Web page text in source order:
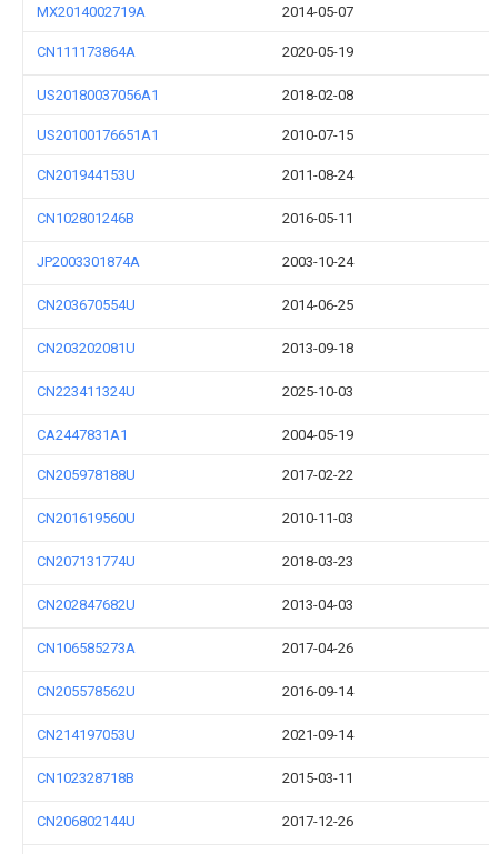
MX2014002719A 2014-05-07
CN111173864A 2020-05-19
US20180037056A1 2018-02-08
US20100176651A1 2010-07-15
CN201944153U 2011-08-24
CN102801246B 2016-05-11
JP2003301874A 2003-10-24
CN203670554U 2014-06-25
CN203202081U 2013-09-18
CN223411324U 2025-10-03
CA2447831A1 2004-05-19
CN205978188U 2017-02-22
CN201619560U 2010-11-03
CN207131774U 2018-03-23
CN202847682U 2013-04-03
CN106585273A 2017-04-26
CN205578562U 2016-09-14
CN214197053U 2021-09-14
CN102328718B 2015-03-11
CN206802144U 2017-12-26